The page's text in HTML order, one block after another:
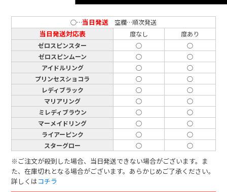
○…当日発送 空欄…順次発送
当日発送対応表 度なし
度あり
ゼロスピンスター
○
○
ゼロスピンムーン
○
○
アイドルリング
○
○
プリンセスショコラ
○
○
レディブラック
○
○
マリアリング
○
○
ミレディブラウン
○
○
マーメイドリング
○
○
ライアーピンク
○
○
スターグロー
○ ○
※ご注文が殺到した場合、当日発送できない場合がございます。ま
た、在庫切れとなる場合がございます。あらかじめご了承ください。
詳しくはコチラ